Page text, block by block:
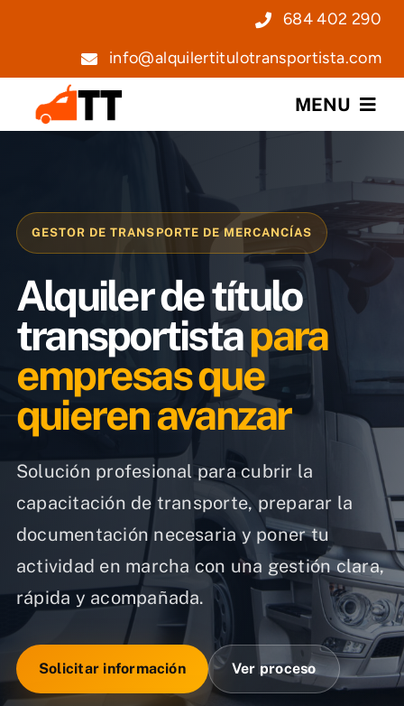
684 402 290
info@alquilertitulotransportista.com
MENU
Servicios
Noticias
Contacto
GESTOR DE TRANSPORTE DE MERCANCÍAS
Alquiler de título
transportistapara
empresas que
quieren avanzar
Solución profesional para cubrir la
capacitación de transporte, preparar la
documentación necesaria y poner tu
actividad en marcha con una gestión clara,
rápida y acompañada.
Solicitar información Ver proceso